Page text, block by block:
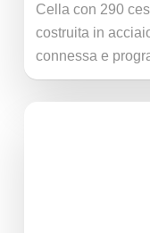
Cella con 290
costruita in
connessa e